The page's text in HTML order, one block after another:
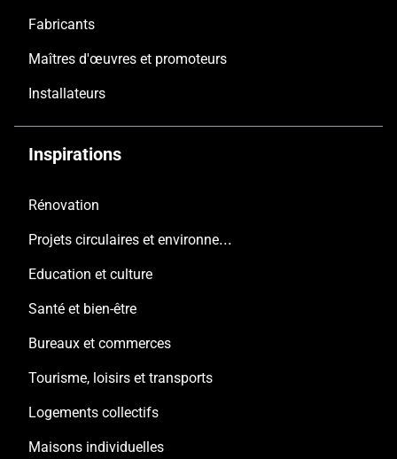
Fabricants
Maîtres d'œuvres et promoteurs
Installateurs
Inspirations
Rénovation
Projets circulaires et environnementaux
Education et culture
Santé et bien-être
Bureaux et commerces
Tourisme, loisirs et transports
Logements collectifs
Maisons individuelles